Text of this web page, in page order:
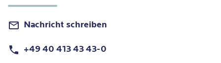
Nachricht schreiben
+49 40 413 43 43-0